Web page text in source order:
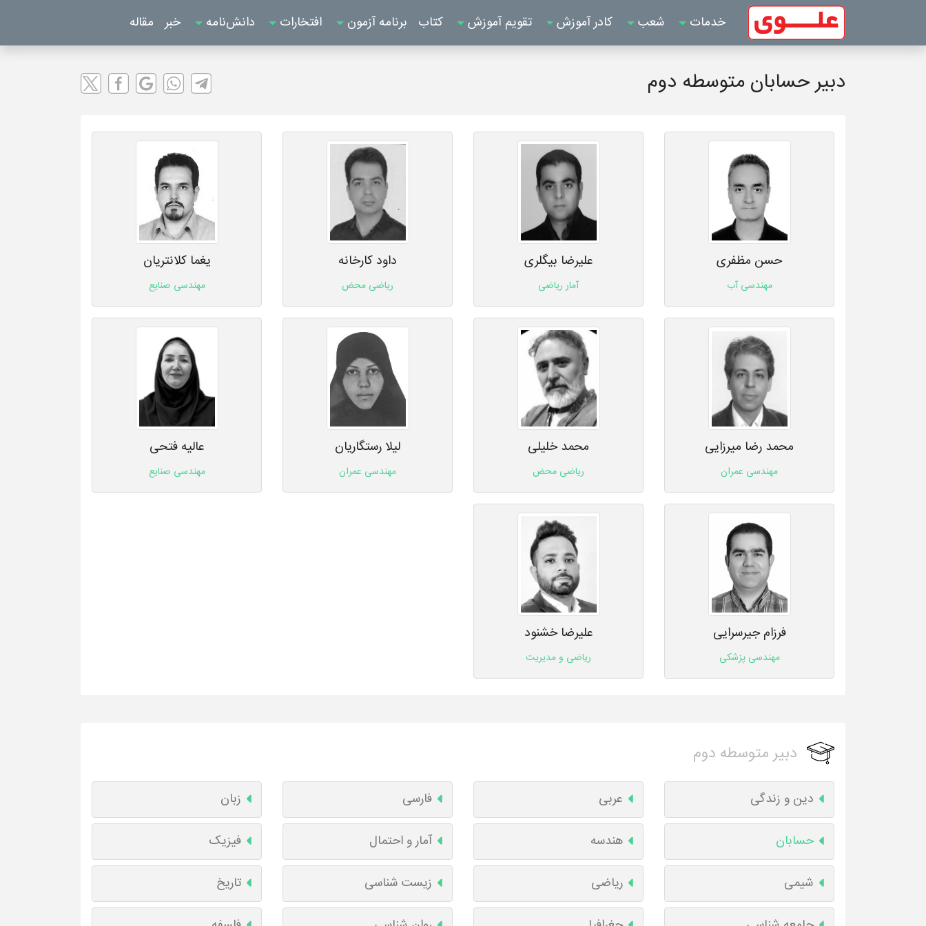
خدمات شعب کادر آموزش تقویم آموزش کتاب برنامه آزمون افتخارات دانش‌نامه خبر مقاله
دبیر حسابان متوسطه دوم
حسن مظفری
مهندسی آب
علیرضا بیگلری
آمار ریاضی
داود کارخانه
ریاضی محض
یغما کلانتریان
مهندسی صنایع
محمد رضا میرزایی
مهندسی عمران
محمد خلیلی
ریاضی محض
لیلا رستگاریان
مهندسی عمران
عالیه فتحی
مهندسی صنایع
فرزام جیرسرایی
مهندسی پزشکی
علیرضا خشنود
ریاضی و مدیریت
دبیر متوسطه دوم
دین و زندگی عربی فارسی زبان
حسابان هندسه آمار و احتمال فیزیک
شیمی ریاضی زیست شناسی تاریخ